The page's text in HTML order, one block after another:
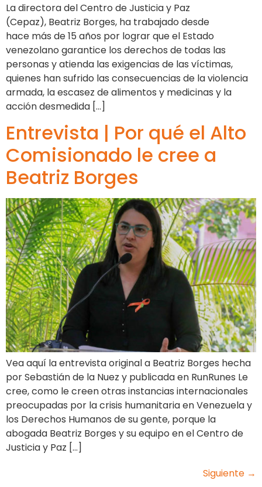
La directora del Centro de Justicia y Paz
(Cepaz), Beatriz Borges, ha trabajado desde
hace más de 15 años por lograr que el Estado
venezolano garantice los derechos de todas las
personas y atienda las exigencias de las víctimas,
quienes han sufrido las consecuencias de la violencia
armada, la escasez de alimentos y medicinas y la
acción desmedida […]
Entrevista | Por qué el Alto
Comisionado le cree a
Beatriz Borges
Vea aquí la entrevista original a Beatriz Borges hecha
por Sebastián de la Nuez y publicada en RunRunes Le
cree, como le creen otras instancias internacionales
preocupadas por la crisis humanitaria en Venezuela y
los Derechos Humanos de su gente, porque la
abogada Beatriz Borges y su equipo en el Centro de
Justicia y Paz […]
Siguiente →